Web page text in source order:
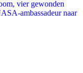
vier gewonden
ambassadeur naar